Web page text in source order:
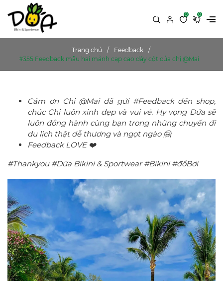
0 0
Trang chủ
Feedback
#355 Feedback mẫu hai mảnh cạp cao dây cột của chị @Mai
Cám ơn Chị @Mai đã gửi #Feedback đến shop,
chúc Chị luôn xinh đẹp và vui vẻ. Hy vọng Dứa sẽ
luôn đồng hành cùng bạn trong những chuyến đi
du lịch thật dễ thương và ngọt ngào 🤗
Feedback LOVE ❤️
#Thankyou #Dứa Bikini & Sportwear #Bikini #đồBơi